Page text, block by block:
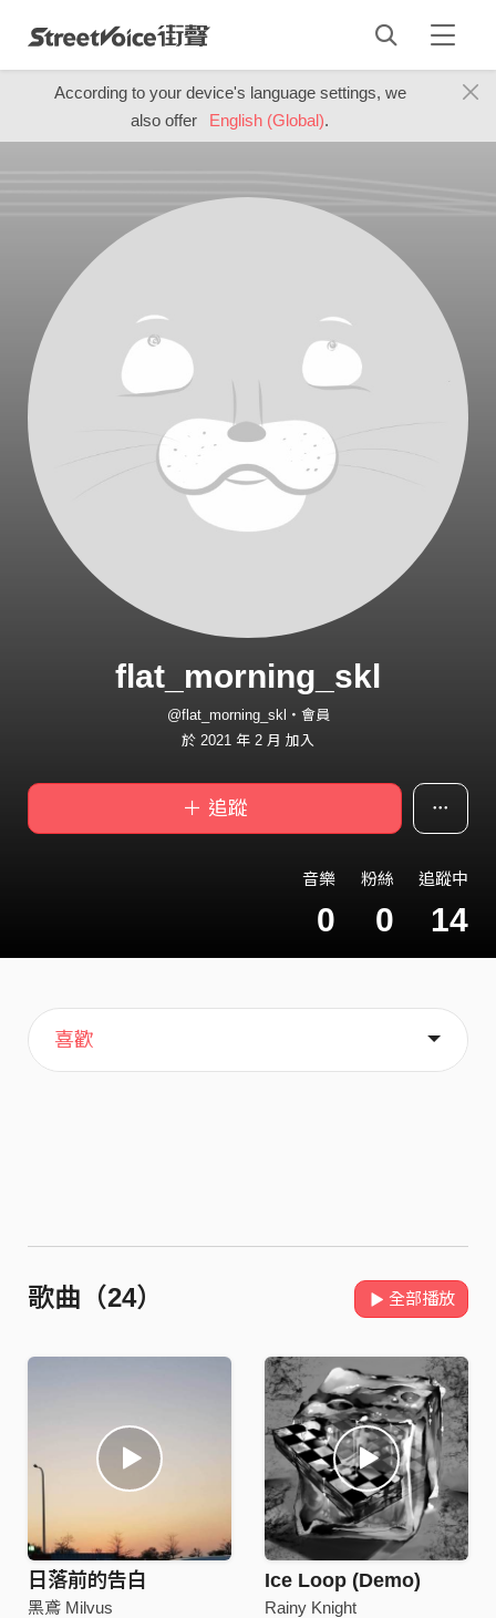
According to your device's language settings, we
also offer
English (Global).
flat_morning_skl
@flat_morning_skl・會員
於 2021 年 2 月 加入
＋ 追蹤
音樂
0
粉絲
0
追蹤中
14
主頁
歌單
喜歡
關於
歌曲（24） 全部播放
日落前的告白
黑鳶 Milvus
Ice Loop (Demo)
Rainy Knight